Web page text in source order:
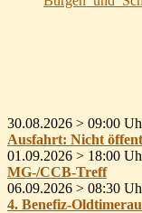
30.08.2026 > 09:00
Ausfahrt: Nicht
01.09.2026 > 18:00
MG-/CCB-Treff
06.09.2026 > 08:30
4. Benefiz-